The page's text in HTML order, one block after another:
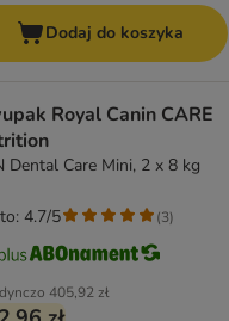
Dodaj do koszyka
Royal Canin CARE
Dental Care Mini, 2 x 8 kg
405,92 zł
4.7/5 (3)